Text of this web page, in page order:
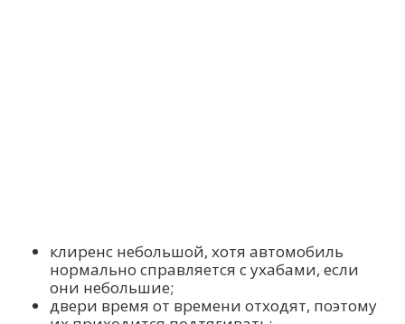
клиренс небольшой, хотя автомобиль
нормально справляется с ухабами, если
они небольшие;
двери время от времени отходят, поэтому